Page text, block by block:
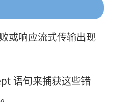
或响应流式传输出现
语句来捕获这些错